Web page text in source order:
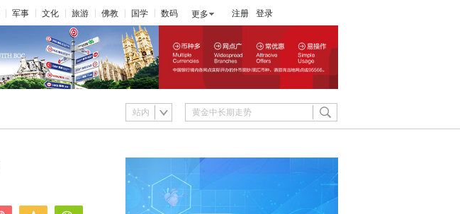
军事 文化 旅游 佛教 国学 数码 更多 注册 登录
站内